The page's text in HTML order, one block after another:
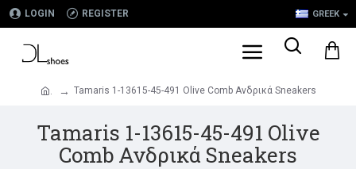
LOGIN REGISTER GREEK
. Tamaris 1-13615-45-491 Olive Comb Ανδρικά Sneakers
Tamaris 1-13615-45-491 Olive
Comb Ανδρικά Sneakers